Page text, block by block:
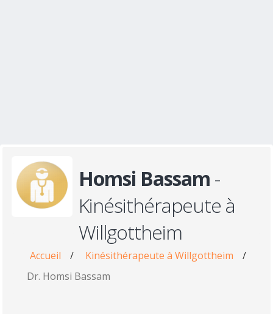
Homsi Bassam -
Kinésithérapeute à
Willgottheim
Accueil / Kinésithérapeute à Willgottheim
/
Dr. Homsi Bassam